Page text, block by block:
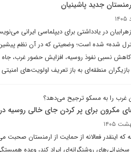
جدید پاشینیان
در یادداشتی برای دیپلماسی ایرانی
‌شده» شده است؛ وضعیتی که در آن نظم
نسبی نفوذ روسیه، افزایش حضور غرب، جاه‌
منطقه‌ای به باز تعریف اولویت‌های
غرب را به مسکو ترجیح می‌دهد؟
مکرون برای پر کردن جای خالی روسیه
که اینقدر فعالانه از حمایت از ارمنستان
روشنگرانه‌ای ایراد کند، وعده